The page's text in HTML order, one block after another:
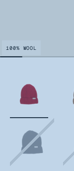
100% WOOL